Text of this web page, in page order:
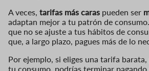
A veces, tarifas más caras pueden ser
adaptan mejor a tu patrón de
que no se ajuste a tus hábitos de
que, a largo plazo, pagues más de lo
Por ejemplo, si eliges una tarifa
tu consumo, podrías terminar pagando